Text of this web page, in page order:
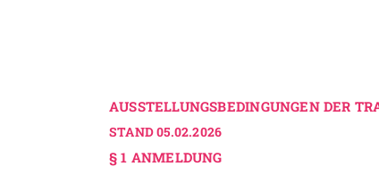
AUSSTELLUNGSBEDINGUNGEN DER
STAND 05.02.2026
§ 1 ANMELDUNG